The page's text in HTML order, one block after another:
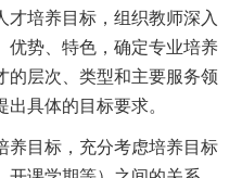
才培养目标，组织教师深入
优势、特色，确定专业培养
的层次、类型和主要服务领
具体的目标要求。
养目标，充分考虑培养目标